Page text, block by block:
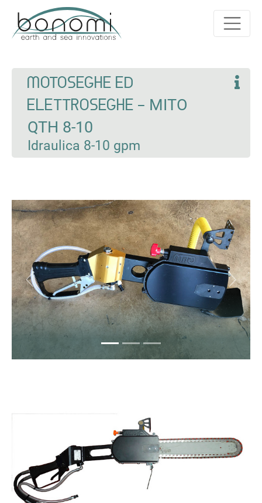
MOTOSEGHE ED
ELETTROSEGHE - MITO
QTH 8-10
Idraulica 8-10 gpm
Previous Next